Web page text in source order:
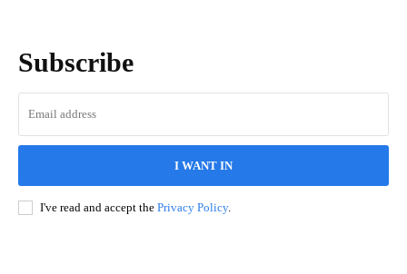
Subscribe
I WANT IN
I've read and accept the Privacy Policy.